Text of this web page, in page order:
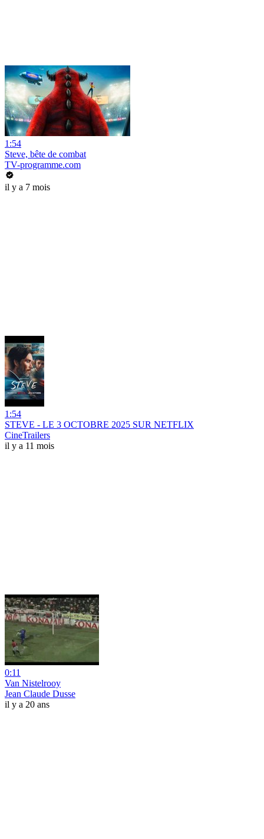
1:54
Steve, bête de combat
TV-programme.com
il y a 7 mois
1:54
STEVE - LE 3 OCTOBRE 2025 SUR NETFLIX
CineTrailers
il y a 11 mois
0:11
Van Nistelrooy
Jean Claude Dusse
il y a 20 ans